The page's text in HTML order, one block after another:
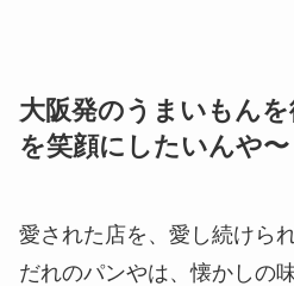
大阪発のうまいもん
を笑顔にしたいんや〜
愛された店を、愛し続けら
だれのパンやは、懐かしの